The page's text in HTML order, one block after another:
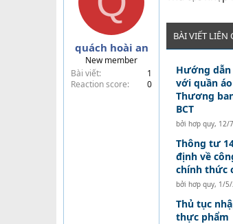
i
quách hoài an
New member
Bài viết
1
Reaction score
0
BÀI VIẾT LIÊN
Hướng
với quần
Thương
BCT
bởi hơp quy, 12/
Thông tư
định về
chính thức
bởi hơp quy, 1/
Thủ tục
thực phẩm